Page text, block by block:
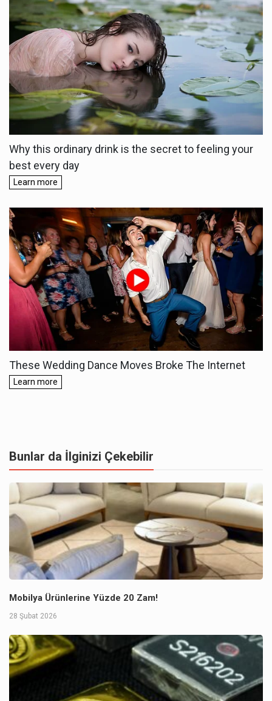
Bunlar da İlginizi Çekebilir
Mobilya Ürünlerine Yüzde 20 Zam!
28 Şubat 2026